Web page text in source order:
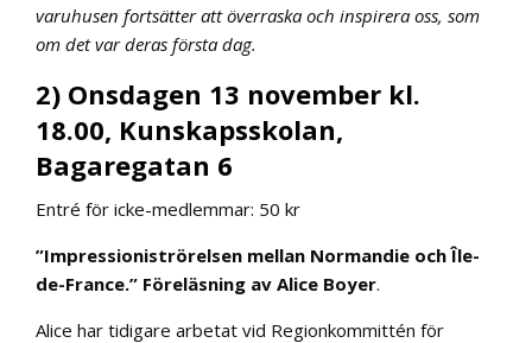
varuhusen fortsätter att överraska och inspirera oss, som
om det var deras första dag.
2) Onsdagen 13 november kl.
18.00, Kunskapsskolan,
Bagaregatan 6
Entré för icke-medlemmar: 50 kr
”Impressioniströrelsen mellan Normandie och Île-
de-France.” Föreläsning av Alice Boyer.
Alice har tidigare arbetat vid Regionkommittén för